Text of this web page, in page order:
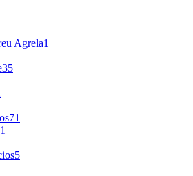
Agrela1
35
71
1
5